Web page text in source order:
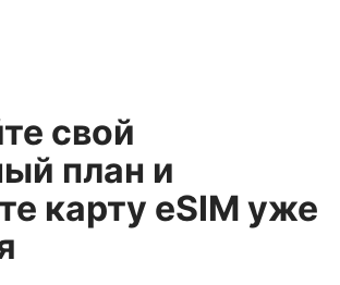
свой
план и
карту eSIM уже